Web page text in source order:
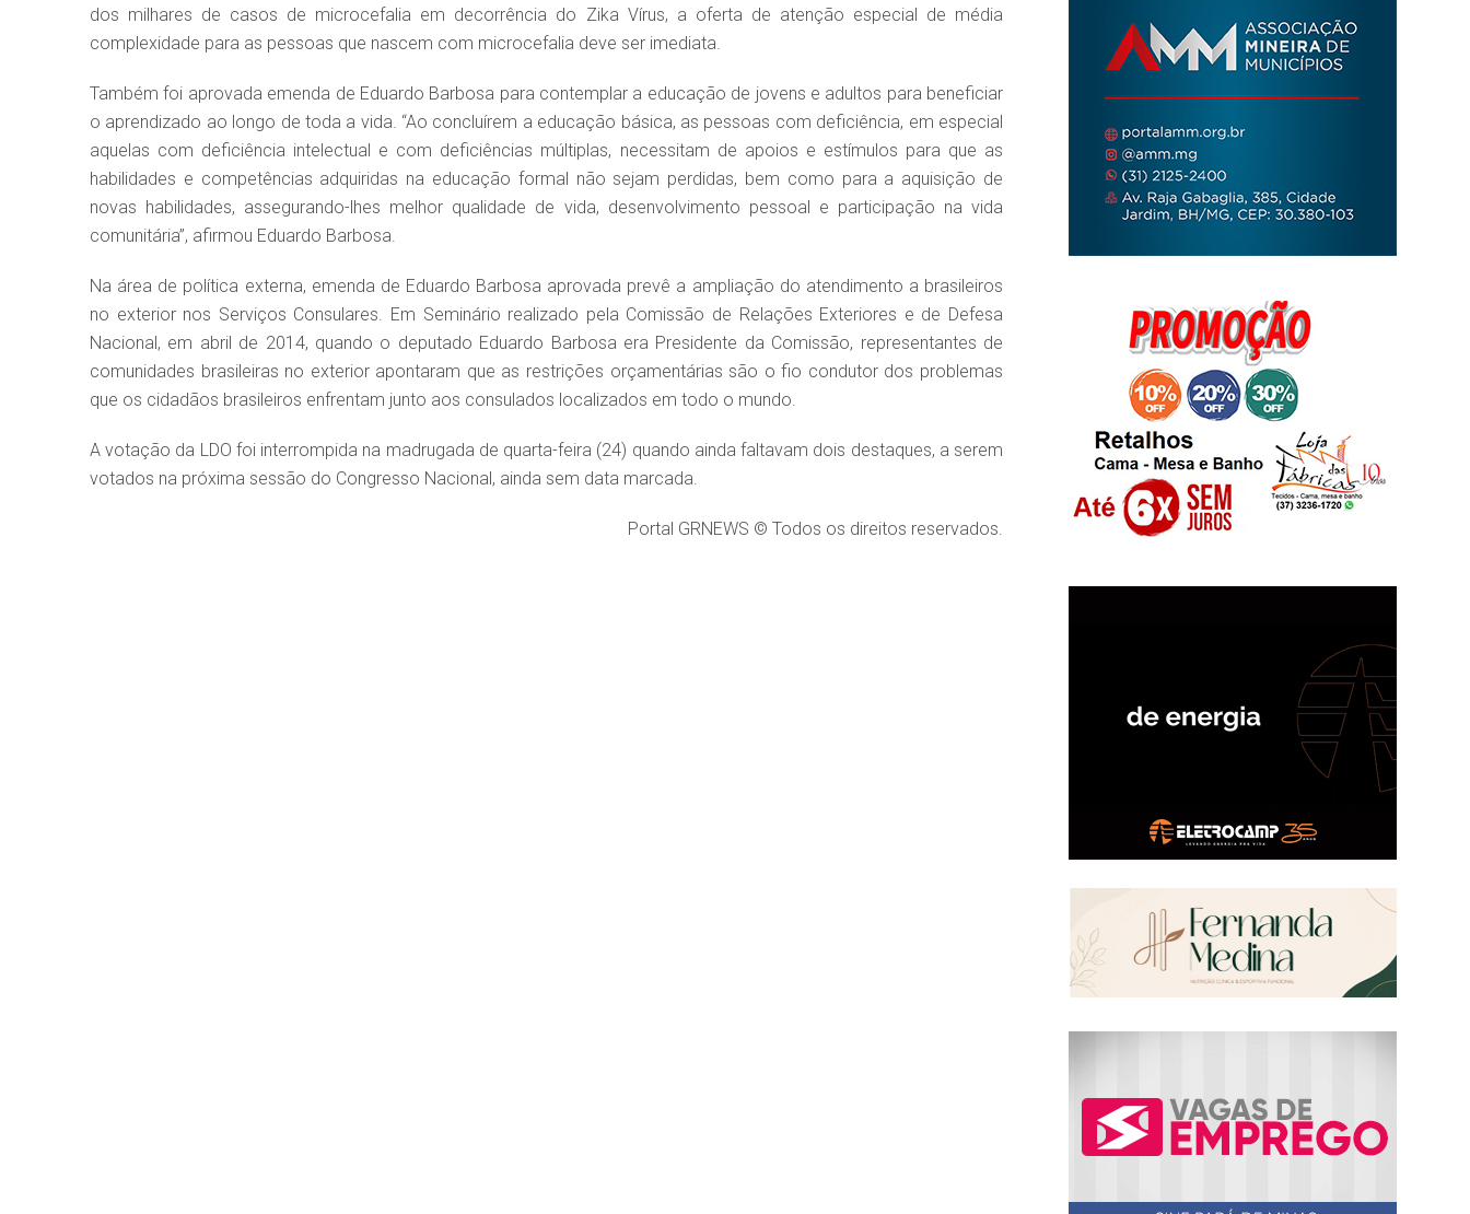
dos milhares de casos de microcefalia em decorrência do Zika Vírus, a oferta de atenção especial de média
complexidade para as pessoas que nascem com microcefalia deve ser imediata.
Também foi aprovada emenda de Eduardo Barbosa para contemplar a educação de jovens e adultos para beneficiar
o aprendizado ao longo de toda a vida. “Ao concluírem a educação básica, as pessoas com deficiência, em especial
aquelas com deficiência intelectual e com deficiências múltiplas, necessitam de apoios e estímulos para que as
habilidades e competências adquiridas na educação formal não sejam perdidas, bem como para a aquisição de
novas habilidades, assegurando-lhes melhor qualidade de vida, desenvolvimento pessoal e participação na vida
comunitária”, afirmou Eduardo Barbosa.
Na área de política externa, emenda de Eduardo Barbosa aprovada prevê a ampliação do atendimento a brasileiros
no exterior nos Serviços Consulares. Em Seminário realizado pela Comissão de Relações Exteriores e de Defesa
Nacional, em abril de 2014, quando o deputado Eduardo Barbosa era Presidente da Comissão, representantes de
comunidades brasileiras no exterior apontaram que as restrições orçamentárias são o fio condutor dos problemas
que os cidadãos brasileiros enfrentam junto aos consulados localizados em todo o mundo.
A votação da LDO foi interrompida na madrugada de quarta-feira (24) quando ainda faltavam dois destaques, a serem
votados na próxima sessão do Congresso Nacional, ainda sem data marcada.
Portal GRNEWS © Todos os direitos reservados.